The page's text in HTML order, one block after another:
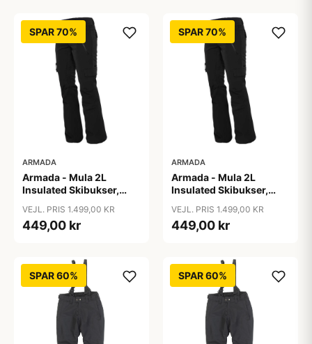
SPAR 70%
ARMADA
Armada - Mula 2L
Insulated Skibukser,
VEJL. PRIS 1.499,00 KR
449,00 kr
SPAR 70%
ARMADA
Armada - Mula 2L
Insulated Skibukser,
VEJL. PRIS 1.499,00 KR
449,00 kr
SPAR 60% SPAR 60%